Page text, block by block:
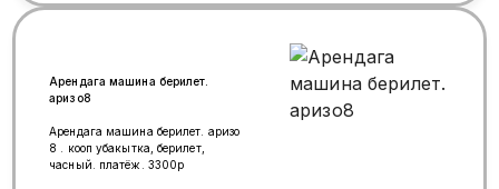
ГРЫЗУНОВ И ДР. ВРЕДИТЕЛЕЙ
ЗАПАХА, БЕЗ СЛЕДОВ,
ПРЕПАРАТЫ
ВРЕДНЫ ДЛЯ ЛЮДЕЙ И
ДОМАШНИХ ЖИВОТНЫХ. 💰ЦЕНА
ДОГОВОРНАЯ 🗓️РАБОТАЕМ
Арендага машина берилет.
аризо8
Арендага машина берилет. аризо
8 . кооп убакытка, берилет,
часный. платёж. 3300р